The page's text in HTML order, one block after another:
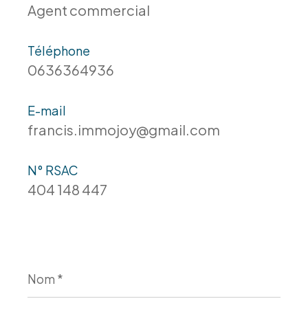
Agent commercial
Téléphone
0636364936
E-mail
francis.immojoy@gmail.com
N° RSAC
404 148 447
*